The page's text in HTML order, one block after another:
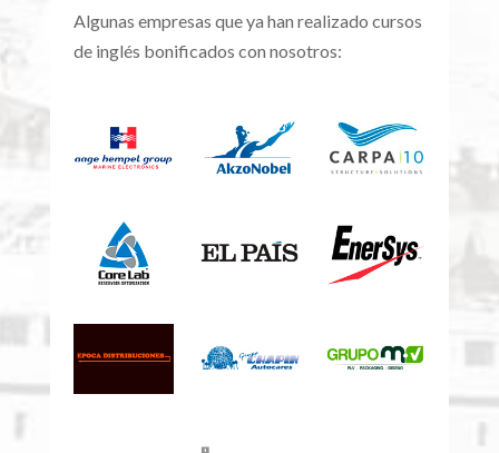
Algunas empresas que ya han realizado cursos
de inglés bonificados con nosotros: